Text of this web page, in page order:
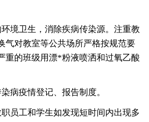
境卫生，消除疾病传染源。注重教
气对教室等公共场所严格按规范要
重的班级用漂*粉液喷洒和过氧乙酸
病疫情登记、报告制度。
员工和学生如发现短时间内出现多